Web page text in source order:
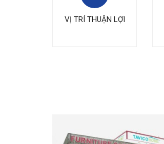
VỊ TRÍ THUẬN LỢI